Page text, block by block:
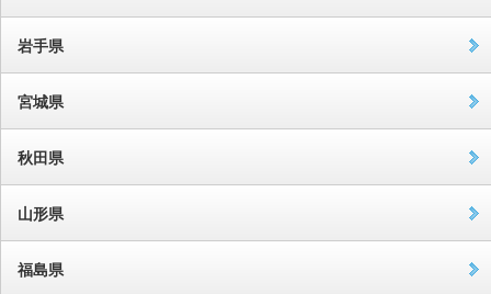
岩手県
宮城県
秋田県
山形県
福島県